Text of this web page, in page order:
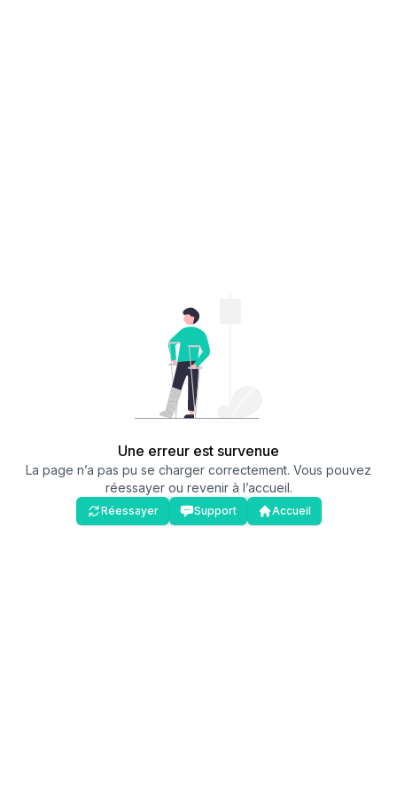
Une erreur est survenue
La page n’a pas pu se charger correctement. Vous pouvez
réessayer ou revenir à l’accueil.
Réessayer Support Accueil